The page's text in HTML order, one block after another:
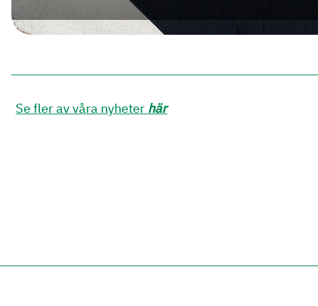
Se fler av våra nyheter här